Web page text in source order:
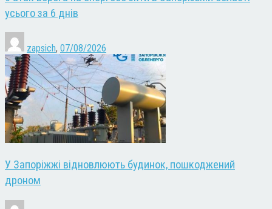
усього за 6 днів
zapsich, 07/08/2026
У Запоріжжі відновлюють будинок, пошкоджений
дроном